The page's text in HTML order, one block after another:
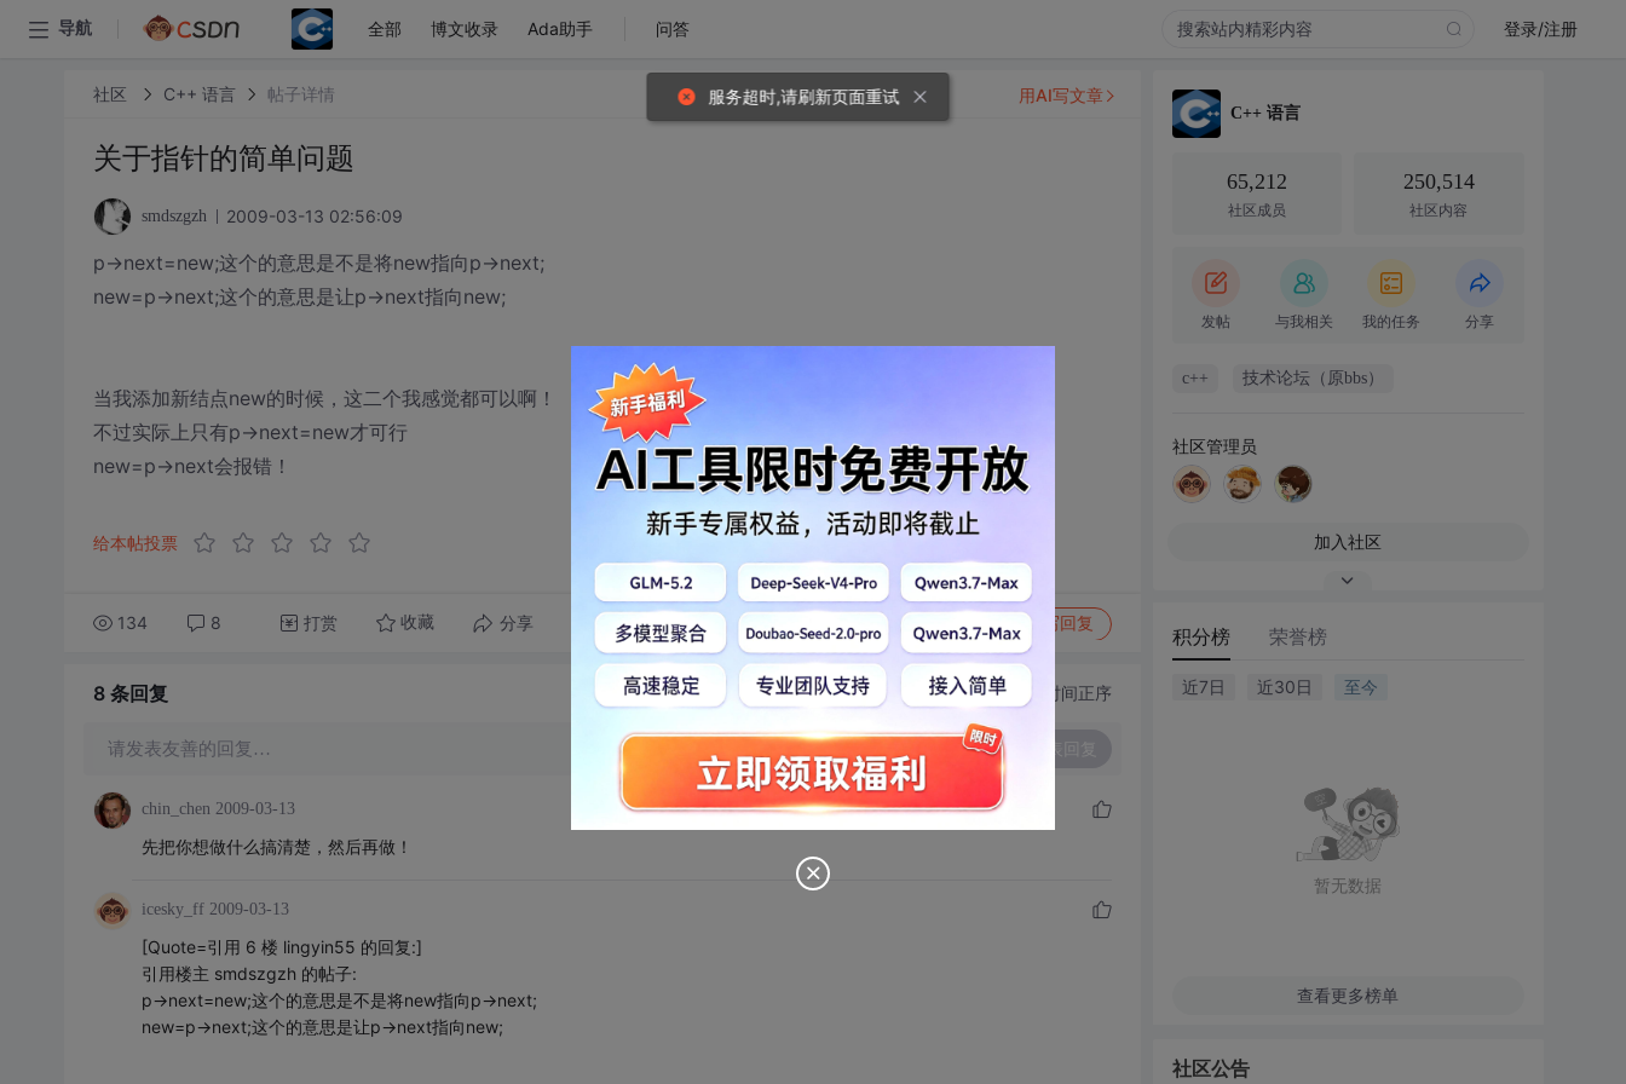
导航 全部 博文收录 Ada助手 问答 登录/注册
社区 C++ 语言 帖子详情
关于指针的简单问题
smdszgzh 2009-03-13 02:56:09
p->next=new;这个的意思是不是将new指向p->next;
new=p->next;这个的意思是让p->next指向new;
当我添加新结点new的时候，这二个我感觉都可以啊！
不过实际上只有p->next=new才可行
new=p->next会报错！
给本帖投票
134 8 打赏 收藏 分享 转发到动态 举报 写回复
用AI写文章
8 条回复 切换为时间正序
请发表友善的回复…
chin_chen 2009-03-13
先把你想做什么搞清楚，然后再做！
icesky_ff 2009-03-13
[Quote=引用 6 楼 lingyin55 的回复:]
引用楼主 smdszgzh 的帖子:
p->next=new;这个的意思是不是将new指向p->next;
new=p->next;这个的意思是让p->next指向new;
C++ 语言
65,212
社区成员
250,514
社区内容
发帖 与我相关 我的任务 分享
c++ 技术论坛（原bbs）
社区管理员
加入社区
积分榜 荣誉榜
近7日 近30日 至今
暂无数据
查看更多榜单
社区公告
服务超时,请刷新页面重试